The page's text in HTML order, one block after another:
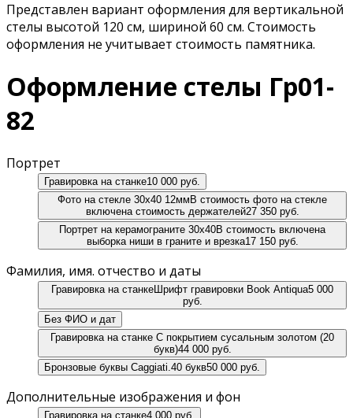
Представлен вариант оформления для вертикальной
стелы высотой 120 см, шириной 60 см. Стоимость
оформления не учитывает стоимость памятника.
Оформление стелы Гр01-
82
Портрет
Гравировка на станке10 000 руб.
Фото на стекле 30х40 12мм В стоимость фото на стекле
включена стоимость держателей27 350 руб.
Портрет на керамограните 30х40В стоимость включена
выборка ниши в граните и врезка17 150 руб.
Фамилия, имя. отчество и даты
Гравировка на станке Шрифт гравировки Book Antiqua5 000
руб.
Без ФИО и дат
Гравировка на станке С покрытием сусальным золотом (20
букв)44 000 руб.
Бронзовые буквы Caggiati. 40 букв50 000 руб.
Дополнительные изображения и фон
Гравировка на станке4 000 руб.